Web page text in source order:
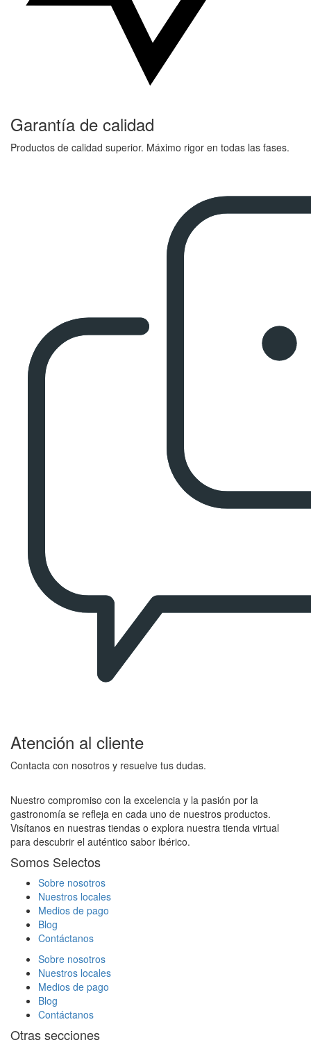
Garantía de calidad
Productos de calidad superior. Máximo rigor en todas las fases.
Atención al cliente
Contacta con nosotros y resuelve tus dudas.
Nuestro compromiso con la excelencia y la pasión por la
gastronomía se refleja en cada uno de nuestros productos.
Visítanos en nuestras tiendas o explora nuestra tienda virtual
para descubrir el auténtico sabor ibérico.
Somos Selectos
Sobre nosotros
Nuestros locales
Medios de pago
Blog
Contáctanos
Sobre nosotros
Nuestros locales
Medios de pago
Blog
Contáctanos
Otras secciones